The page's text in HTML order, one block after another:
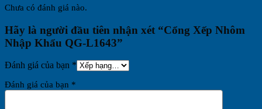
Chưa có đánh giá nào.
Hãy là người đầu tiên nhận xét “Cổng Xếp Nhôm
Nhập Khẩu QG-L1643”
Đánh giá của bạn *
Đánh giá của bạn *